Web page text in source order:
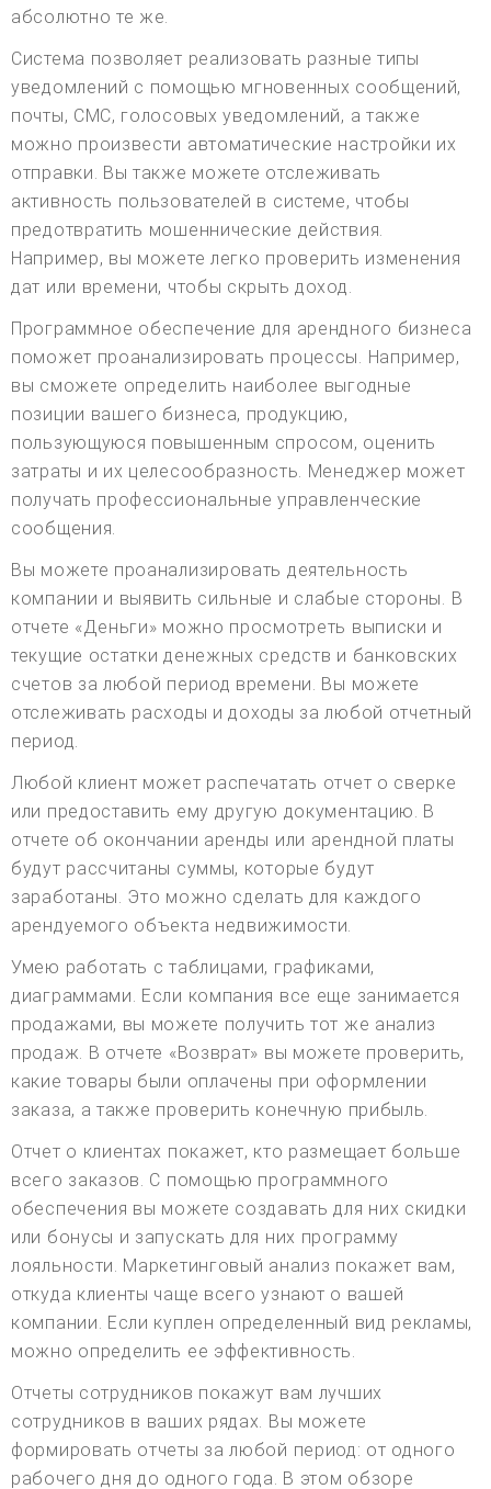
абсолютно те же.
Система позволяет реализовать разные типы
уведомлений с помощью мгновенных сообщений,
почты, СМС, голосовых уведомлений, а также
можно произвести автоматические настройки их
отправки. Вы также можете отслеживать
активность пользователей в системе, чтобы
предотвратить мошеннические действия.
Например, вы можете легко проверить изменения
дат или времени, чтобы скрыть доход.
Программное обеспечение для арендного бизнеса
поможет проанализировать процессы. Например,
вы сможете определить наиболее выгодные
позиции вашего бизнеса, продукцию,
пользующуюся повышенным спросом, оценить
затраты и их целесообразность. Менеджер может
получать профессиональные управленческие
сообщения.
Вы можете проанализировать деятельность
компании и выявить сильные и слабые стороны. В
отчете «Деньги» можно просмотреть выписки и
текущие остатки денежных средств и банковских
счетов за любой период времени. Вы можете
отслеживать расходы и доходы за любой отчетный
период.
Любой клиент может распечатать отчет о сверке
или предоставить ему другую документацию. В
отчете об окончании аренды или арендной платы
будут рассчитаны суммы, которые будут
заработаны. Это можно сделать для каждого
арендуемого объекта недвижимости.
Умею работать с таблицами, графиками,
диаграммами. Если компания все еще занимается
продажами, вы можете получить тот же анализ
продаж. В отчете «Возврат» вы можете проверить,
какие товары были оплачены при оформлении
заказа, а также проверить конечную прибыль.
Отчет о клиентах покажет, кто размещает больше
всего заказов. С помощью программного
обеспечения вы можете создавать для них скидки
или бонусы и запускать для них программу
лояльности. Маркетинговый анализ покажет вам,
откуда клиенты чаще всего узнают о вашей
компании. Если куплен определенный вид рекламы,
можно определить ее эффективность.
Отчеты сотрудников покажут вам лучших
сотрудников в ваших рядах. Вы можете
формировать отчеты за любой период: от одного
рабочего дня до одного года. В этом обзоре